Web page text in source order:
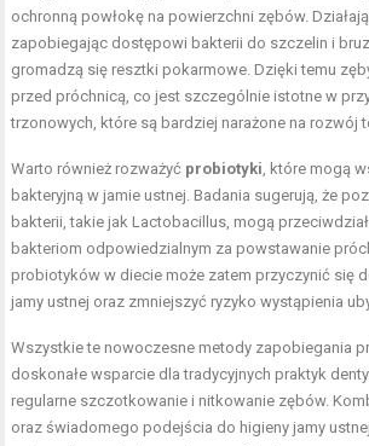
ochronną powłokę na powierzchni zębów.
zapobiegając dostępowi bakterii do szczelin i
gromadzą się resztki pokarmowe. Dzięki temu
przed próchnicą, co jest szczególnie istotne w
trzonowych, które są bardziej narażone na rozwój
Warto również rozważyć probiotyki, które mogą
bakteryjną w jamie ustnej. Badania sugerują, że
bakterii, takie jak Lactobacillus, mogą
bakteriom odpowiedzialnym za powstawanie
probiotyków w diecie może zatem przyczynić się
jamy ustnej oraz zmniejszyć ryzyko wystąpienia
Wszystkie te nowoczesne metody zapobiegania
doskonałe wsparcie dla tradycyjnych praktyk
regularne szczotkowanie i nitkowanie zębów.
oraz świadomego podejścia do higieny jamy